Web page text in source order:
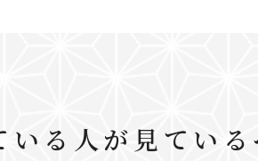
いる人が見てい